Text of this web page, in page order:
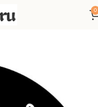
0
Музыка